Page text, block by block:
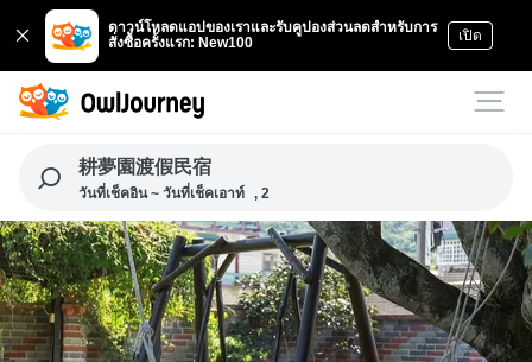
ดาวน์โหลดแอปของเราและรับคูปองส่วนลดสำหรับการ
สั่งซื้อครั้งแรก: New100
เปิด
耕夢園渡假民宿
วันที่เช็คอิน ~ วันที่เช็คเอาท์ , 2